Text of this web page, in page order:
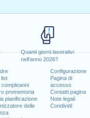
Quanti giorni lavorativi
nell'anno 2026?
list
compleanni
promemoria
pianificazione
delle
Configurazione
Pagina di
accesso
Contatti pagina
Note legali
Condividi